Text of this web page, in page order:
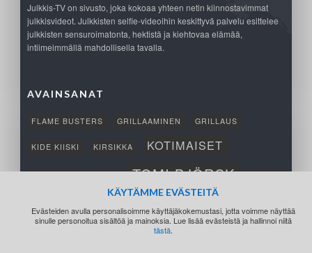
Julkkis-TV on sivusto, joka kokoaa yhteen netin kiinnostavimmat
julkkisvideot. Julkkisten selfie-videoihin keskittyvä palvelu esittelee
julkkisten sensuroimatonta, hektistä ja kiehtovaa elämää,
intiimeimmällä mahdollisella tavalla.
AVAINSANAT
FLAME BUSTERS GRILLAAMINEN GRILLAUS
KIDE KIISKI KIRSIKKA KOTIMAISET
TOMI BJÖRCK
KÄYTÄMME EVÄSTEITÄ
Evästeiden avulla personalisoimme käyttäjäkokemustasi, jotta voimme näyttää
sinulle personoitua sisältöä ja mainoksia. Lue lisää evästeistä ja hallinnoi niitä
tästä.